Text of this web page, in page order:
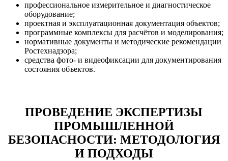
профессиональное измерительное и диагностическое
оборудование;
проектная и эксплуатационная документация объектов;
программные комплексы для расчётов и моделирования;
нормативные документы и методические рекомендации
Ростехнадзора;
средства фото- и видеофиксации для документирования
состояния объектов.
ПРОВЕДЕНИЕ ЭКСПЕРТИЗЫ
ПРОМЫШЛЕННОЙ
БЕЗОПАСНОСТИ: МЕТОДОЛОГИЯ
И ПОДХОДЫ